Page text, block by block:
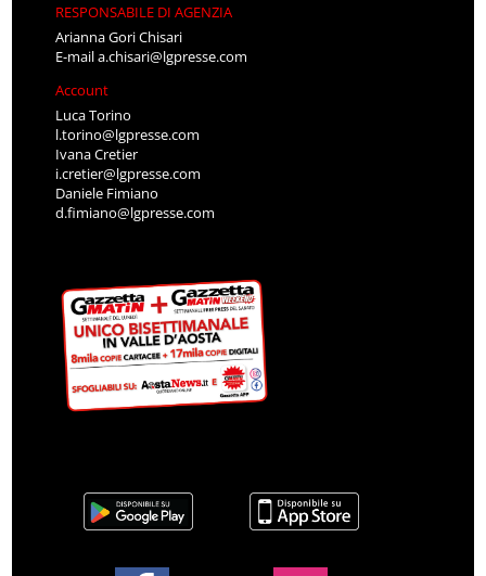
RESPONSABILE DI AGENZIA
Arianna Gori Chisari
E-maila.chisari@lgpresse.com
Account
Luca Torino
l.torino@lgpresse.com
Ivana Cretier
i.cretier@lgpresse.com
Daniele Fimiano
d.fimiano@lgpresse.com